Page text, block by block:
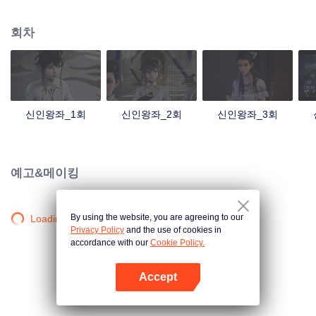
하는데... 용호진은 어머니를 살리기 위해 육대 성전의 기사가 되었고 그 뒤로부
터 갖은 모험과 기이한 경험, 궤계, 그리고 운명적인 사랑과 우정이 연달아 그의
삶에 찾아온다...
회차
신인왕좌_1회 신인왕좌_2회 신인왕좌_3회
예고&메이킹
Loading…By using the website, you are agreeing to our
Privacy Policy and the use of cookies in
accordance with our Cookie Policy.
Accept